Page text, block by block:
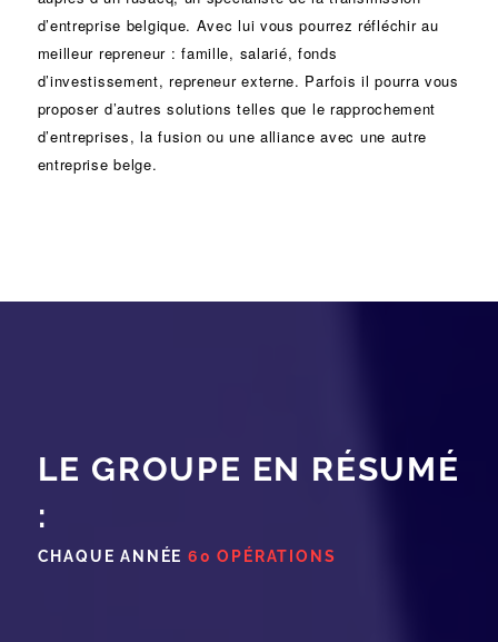
d’entreprise belgique. Avec lui vous pourrez réfléchir au
meilleur repreneur :famille, salarié, fonds
d’investissement, repreneur externe. Parfois il pourra vous
proposer d’autres solutions telles que le rapprochement
d’entreprises, lafusion ou unealliance avec une autre
entreprise belge.
LE GROUPE EN RÉSUMÉ
:
CHAQUE ANNÉE 60 OPÉRATIONS